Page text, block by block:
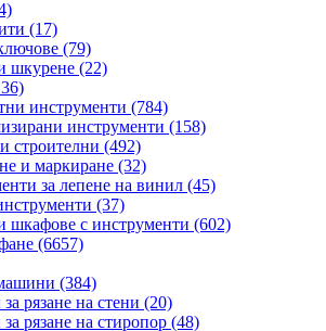
(17)
(79)
шкурене (22)
инструменти (784)
инструменти (158)
строителни (492)
и маркиране (32)
за лепене на винил (45)
(37)
шкафове с инструменти (602)
(6657)
(384)
рязане на стени (20)
рязане на стиропор (48)